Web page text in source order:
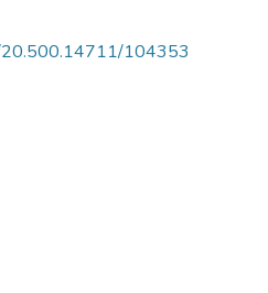
20.500.14711/104353